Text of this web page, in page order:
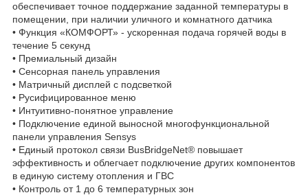
обеспечивает точное поддержание заданной температуры в
помещении, при наличии уличного и комнатного датчика
• Функция «КОМФОРТ» - ускоренная подача горячей воды в
течение 5 секунд
• Премиальный дизайн
• Сенсорная панель управления
• Матричный дисплей с подсветкой
• Русифицированное меню
• Интуитивно-понятное управление
• Подключение единой выносной многофункциональной
панели управления Sensys
• Единый протокол связи BusBridgeNet® повышает
эффективность и облегчает подключение других компонентов
в единую систему отопления и ГВС
• Контроль от 1 до 6 температурных зон